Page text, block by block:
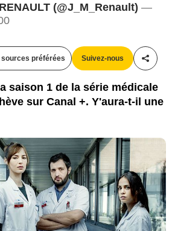
(@J_M_Renault) —
préférées Suivez-nous
saison 1 de la série médicale
sur Canal +. Y'aura-t-il une